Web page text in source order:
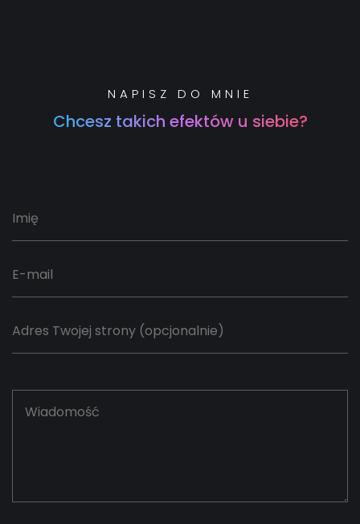
NAPISZ DO MNIE
Chcesz takich efektów u siebie?